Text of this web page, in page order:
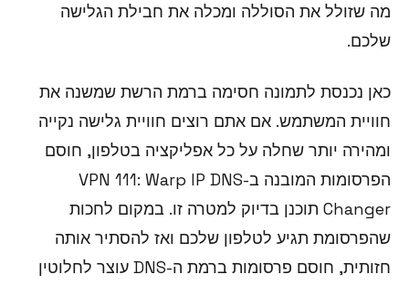
מה שזולל את הסוללה ומכלה את חבילת הגלישה
שלכם.
כאן נכנסת לתמונה חסימה ברמת הרשת שמשנה את
חוויית המשתמש. אם אתם רוצים חוויית גלישה נקייה
ומהירה יותר שחלה על כל אפליקציה בטלפון, חוסם
הפרסומות המובנה ב-VPN 111: Warp IP DNS
Changer תוכנן בדיוק למטרה זו. במקום לחכות
שהפרסומת תגיע לטלפון שלכם ואז להסתיר אותה
חזותית, חוסם פרסומות ברמת ה-DNS עוצר לחלוטין